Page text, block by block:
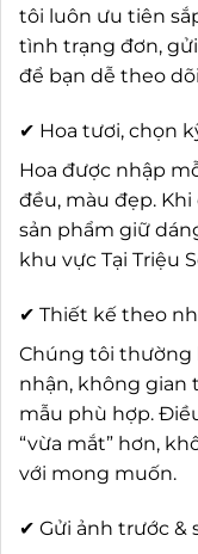
tôi luôn ưu tiên
tình trạng đơn,
để bạn dễ theo
✔ Hoa tươi, chọn
Hoa được nhập
đều, màu đẹp.
sản phẩm giữ
khu vực Tại Triệu
✔ Thiết kế theo
Chúng tôi thường
nhận, không gian
mẫu phù hợp.
“vừa mắt” hơn,
với mong muốn.
✔ Gửi ảnh trước &